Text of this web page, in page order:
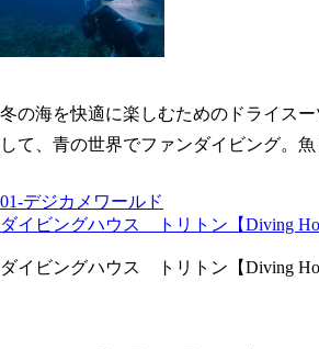
冬の海を快適に楽しむためのドライス
して、青の世界でファンダイビング。
01-デジカメワールド
ダイビングハウス トリトン【Diving
ダイビングハウス トリトン【Diving